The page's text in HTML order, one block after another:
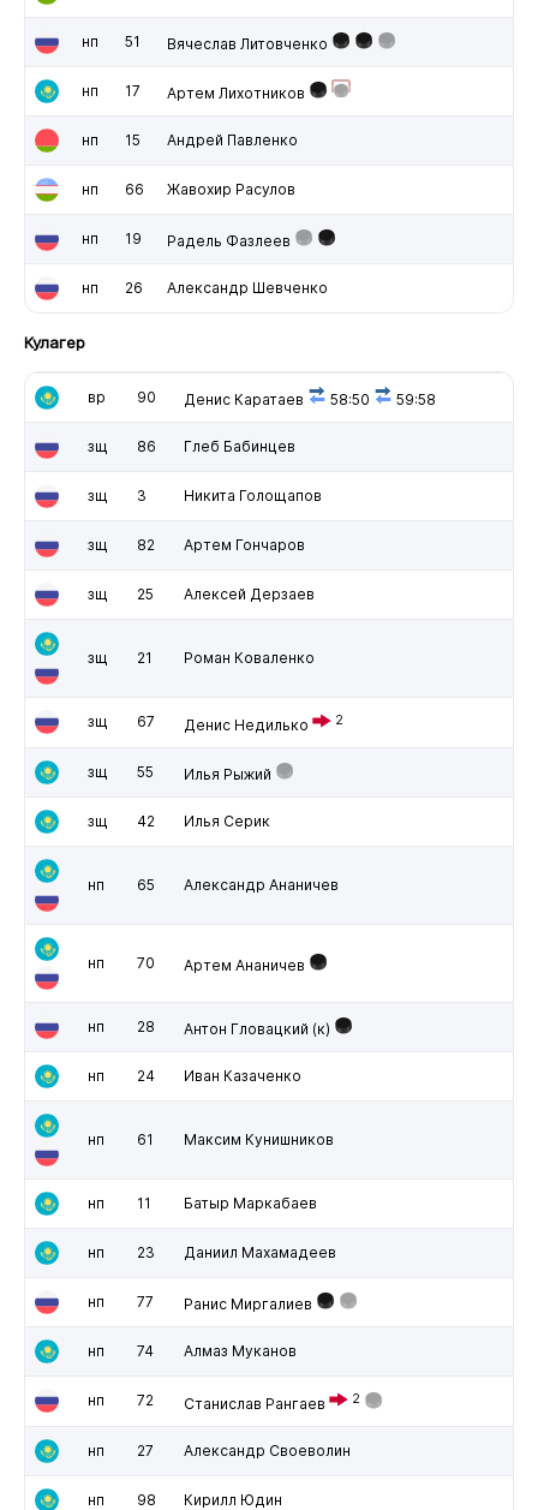
нп 51 Вячеслав Литовченко
нп 17 Артем Лихотников
нп 15 Андрей Павленко
нп 66 Жавохир Расулов
нп 19 Радель Фазлеев
нп 26 Александр Шевченко
Кулагер
вр 90 Денис Каратаев 58:50 59:58
зщ 86 Глеб Бабинцев
зщ 3 Никита Голощапов
зщ 82 Артем Гончаров
зщ 25 Алексей Дерзаев
зщ 21 Роман Коваленко
зщ 67 Денис Недилько 2
зщ 55 Илья Рыжий
зщ 42 Илья Серик
нп 65 Александр Ананичев
нп 70 Артем Ананичев
нп 28 Антон Гловацкий (к)
нп 24 Иван Казаченко
нп 61 Максим Кунишников
нп 11 Батыр Маркабаев
нп 23 Даниил Махамадеев
нп 77 Ранис Миргалиев
нп 74 Алмаз Муканов
нп 72 Станислав Рангаев 2
нп 27 Александр Своеволин
нп 98 Кирилл Юдин